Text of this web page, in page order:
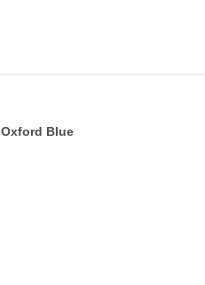
Oxford Blue